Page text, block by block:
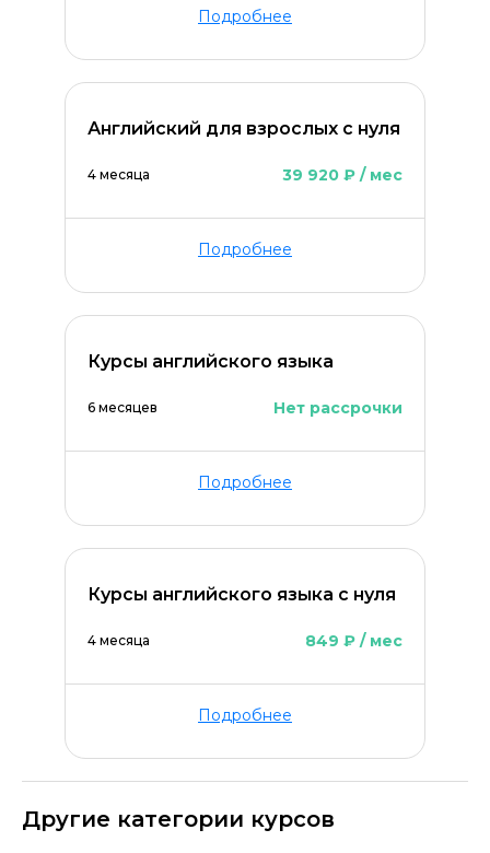
Подробнее
Английский для взрослых с нуля
4 месяца 39 920 ₽ / мес
Подробнее
Курсы английского языка
6 месяцев Нет рассрочки
Подробнее
Курсы английского языка с нуля
4 месяца 849 ₽ / мес
Подробнее
Другие категории курсов